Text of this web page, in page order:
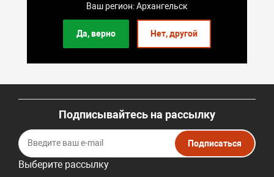
Ваш регион: Архангельск
Да, верно Нет, другой
Подписывайтесь на рассылку
Выберите рассылку
Подписаться